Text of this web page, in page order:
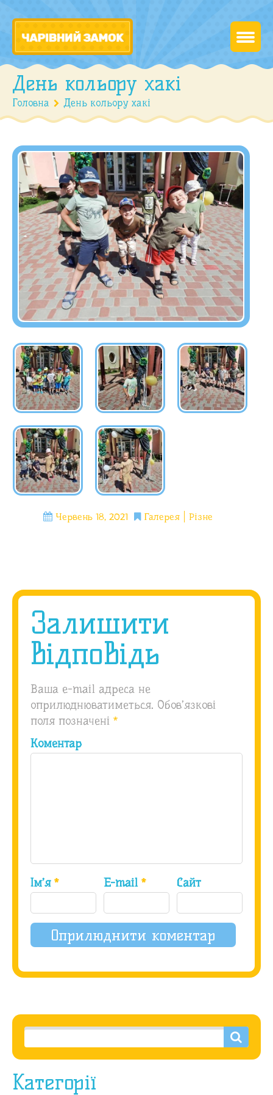
День кольору хакі
Головна День кольору хакі
Категорії
Червень 18, 2021 Галерея Різне
Залишити
відповідь
Ваша e-mail адреса не
оприлюднюватиметься. Обов’язкові
поля позначені *
Коментар
Ім’я * E-mail* Сайт